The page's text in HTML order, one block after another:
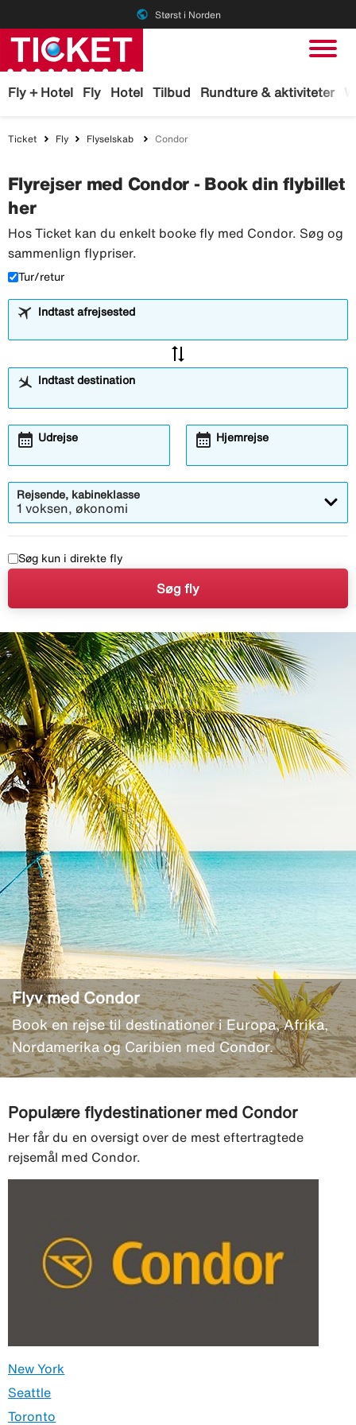
public Størst i Norden
Fly + Hotel Fly Hotel Tilbud Rundture & aktiviteter
Ticket Fly Flyselskab Condor
Flyrejser med Condor - Book din flybillet
her
Hos Ticket kan du enkelt booke fly med Condor. Søg og
sammenlign flypriser.
Tur/retur
Indtast afrejsested
sync_alt
Indtast destination
Udrejse
Åbner
calendar_month Hjemrejse
Åbner
calendar_month
Rejsende, kabineklasse
1 voksen, økonomi
Søg kun i direkte fly
Søg fly
Flyv med Condor
Book en rejse til destinationer i Europa, Afrika,
Nordamerika og Caribien med Condor.
Populære flydestinationer med Condor
Her får du en oversigt over de mest eftertragtede
rejsemål med Condor.
New York
Seattle
Toronto